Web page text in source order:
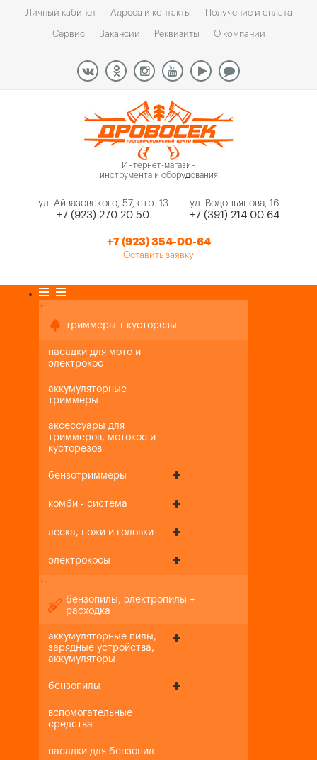
Личный кабинет Адреса и контакты Получение и оплата
Сервис Вакансии Реквизиты О компании
Интернет-магазин
инструмента и оборудования
ул. Айвазовского, 57, стр. 13
+7 (923) 270 20 50
ул. Водопьянова, 16
+7 (391) 214 00 64
+7 (923) 354-00-64
Оставить заявку
+-
триммеры + кусторезы
насадки для мото и
электрокос
аккумуляторные
триммеры
аксессуары для
триммеров, мотокос и
кусторезов
бензотриммеры
комби - система
леска, ножи и головки
электрокосы
+-
бензопилы, электропилы +
расходка
аккумуляторные пилы,
зарядные устройства,
аккумуляторы
бензопилы
вспомогательные
средства
насадки для бензопил